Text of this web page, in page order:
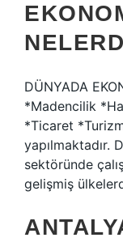
DÜNYADA
*Madencilik
*Ticaret
yapılmaktadır.
sektöründe
gelişmiş